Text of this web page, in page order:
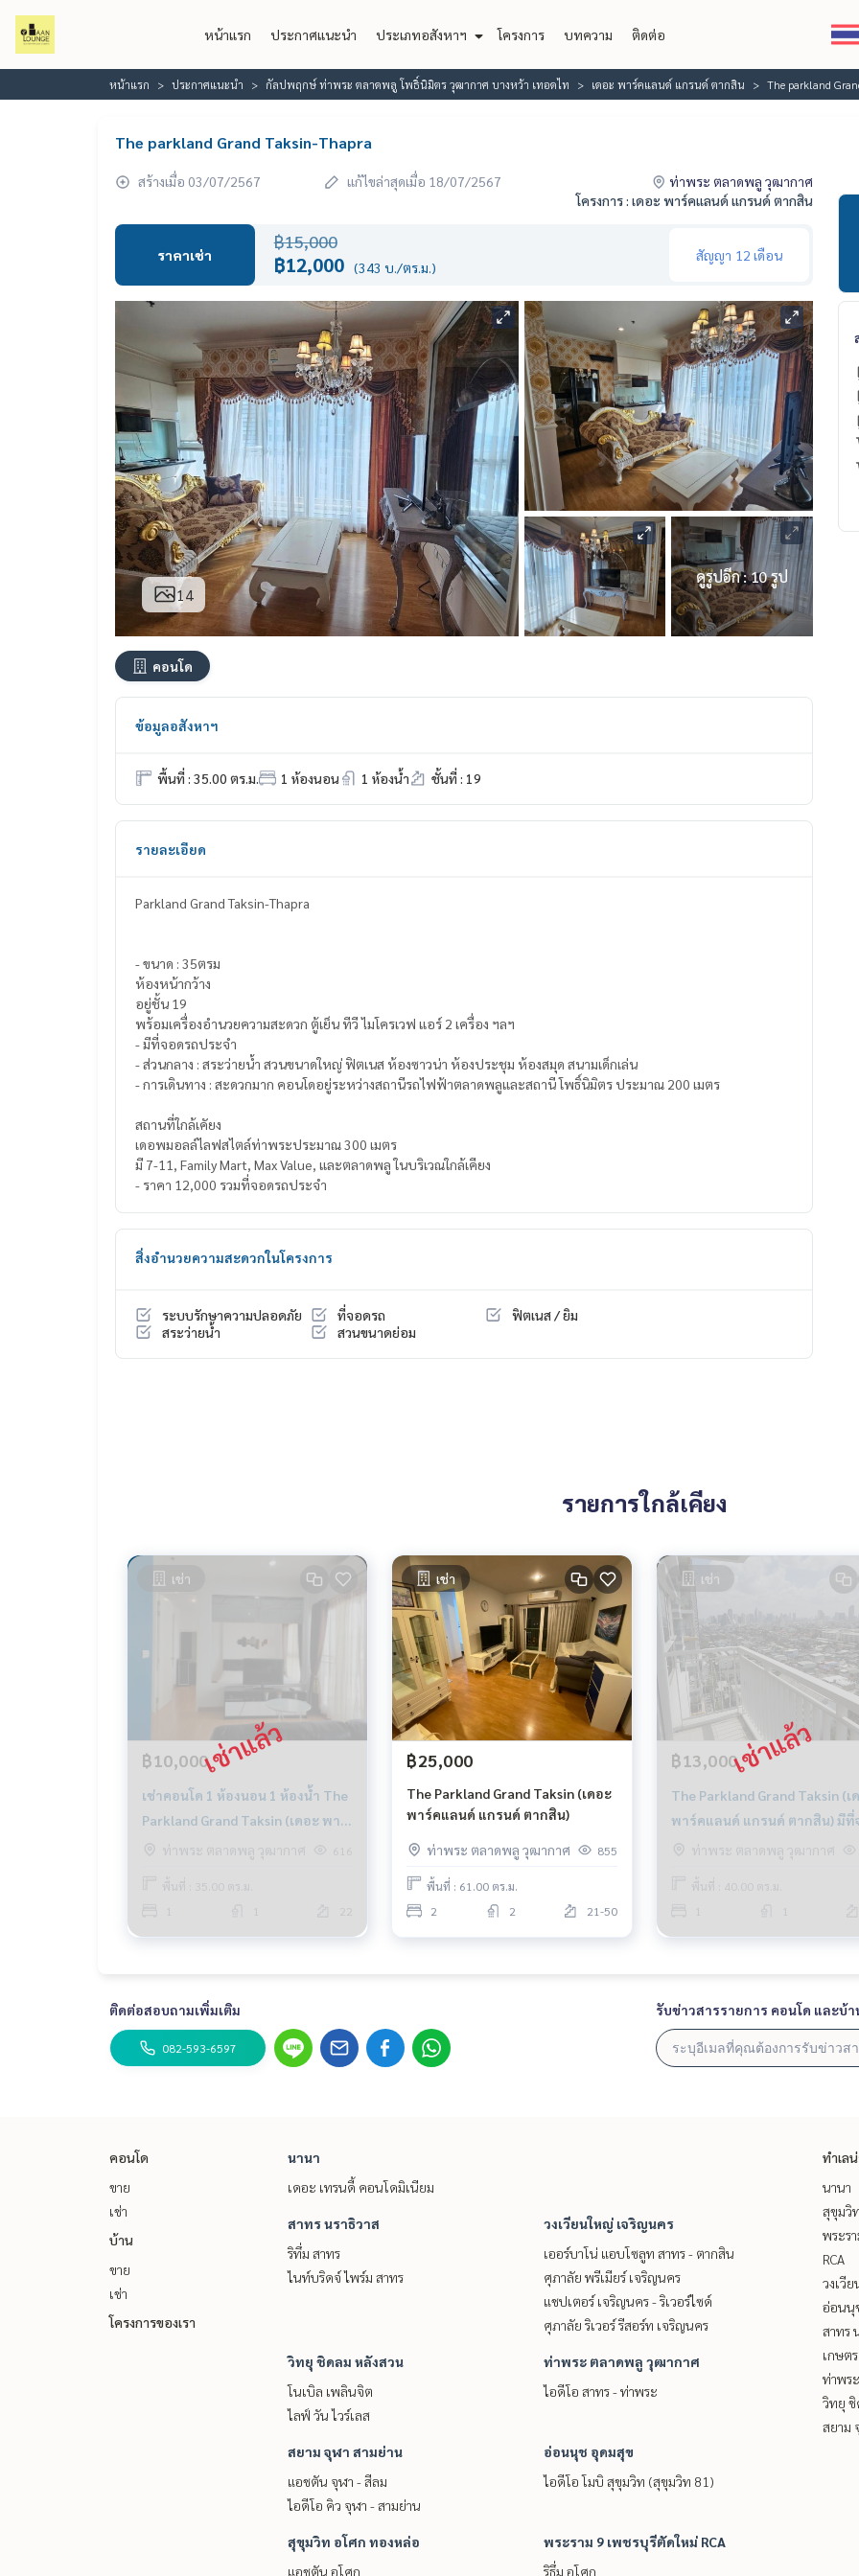
หน้าแรก ประกาศแนะนำ ประเภทอสังหาฯ โครงการ บทความ ติดต่อ
หน้าแรก ประกาศแนะนำ กัลปพฤกษ์ ท่าพระ ตลาดพลู โพธิ์นิมิตร วุฒากาศ บางหว้า เทอดไท เดอะ พาร์คแลนด์ แกรนด์ ตากสิน The parkland
The parkland Grand Taksin-Thapra
สร้างเมื่อ 03/07/2567 แก้ไขล่าสุดเมื่อ 18/07/2567
ท่าพระ ตลาดพลู วุฒากาศ
โครงการ : เดอะ พาร์คแลนด์ แกรนด์ ตากสิน
ราคาเช่า
฿15,000
฿12,000 (343 บ./ตร.ม.)
สัญญา 12 เดือน
14
ดูรูปอีก : 10 รูป
คอนโด
ข้อมูลอสังหาฯ
พื้นที่ : 35.00 ตร.ม. 1 ห้องนอน 1 ห้องน้ำ ชั้นที่ : 19
รายละเอียด
Parkland Grand Taksin-Thapra
- ขนาด : 35ตรม
ห้องหน้ากว้าง
อยู่ชั้น 19
พร้อมเครื่องอำนวยความสะดวก ตู้เย็น ทีวี ไมโครเวฟ แอร์ 2 เครื่อง ฯลฯ
- มีที่จอดรถประจำ
- ส่วนกลาง : สระว่ายน้ำ สวนขนาดใหญ่ ฟิตเนส ห้องซาวน่า ห้องประชุม ห้องสมุด สนามเด็กเล่น
- การเดินทาง : สะดวกมาก คอนโดอยู่ระหว่างสถานีรถไฟฟ้าตลาดพลูและสถานี โพธิ์นิมิตร ประมาณ 200 เมตร
สถานที่ใกล้เคัยง
เดอพมอลล์ไลฟสไตล์ท่าพระประมาณ 300 เมตร
มี 7-11, Family Mart, Max Value, และตลาดพลู ในบริเวณใกล้เคียง
- ราคา 12,000 รวมที่จอดรถประจำ
สิ่งอำนวยความสะดวกในโครงการ
ระบบรักษาความปลอดภัย ที่จอดรถ
ฟิตเนส / ยิม
สระว่ายน้ำ
สวนขนาดย่อม
รายการใกล้เคียง
เช่า
฿10,000
เช่าคอนโด 1 ห้องนอน 1 ห้องน้ำ The
Parkland Grand Taksin (เดอะ พาร์
คแลนด์ แกรนด์ ตากสิน) ขนาด 35
ท่าพระ ตลาดพลู วุฒากาศ 616
พื้นที่ : 35.00 ตร.ม.
เช่า
฿25,000
The Parkland Grand Taksin (เดอะ
พาร์คแลนด์ แกรนด์ ตากสิน)
ท่าพระ ตลาดพลู วุฒากาศ 855
พื้นที่ : 61.00 ตร.ม.
2
2 21-50
เช่า
฿13,000
The Parkland Grand Taksin (เ
พาร์คแลนด์ แกรนด์ ตากสิน) มีที่
รถประจำ
ท่าพระ ตลาดพลู วุฒากาศ
พื้นที่ : 40.00 ตร.ม.
ติดต่อสอบถามเพิ่มเติม
082-593-6597
รับข่าวสารรายการ คอนโด และบ้า
คอนโด
ขาย
เช่า
บ้าน
ขาย
เช่า
โครงการของเรา
นานา
เดอะ เทรนดี้ คอนโดมิเนียม
สาทร นราธิวาส
ริทึ่ม สาทร
ไนท์บริดจ์ ไพร์ม สาทร
วงเวียนใหญ่ เจริญนคร
เออร์บาโน่ แอบโซลูท สาทร - ตากสิน
ศุภาลัย พรีเมียร์ เจริญนคร
แชปเตอร์ เจริญนคร - ริเวอร์ไซด์
ศุภาลัย ริเวอร์ รีสอร์ท เจริญนคร
วิทยุ ชิดลม หลังสวน
โนเบิล เพลินจิต
ไลฟ์ วัน ไวร์เลส
ท่าพระ ตลาดพลู วุฒากาศ
ไอดีโอ สาทร - ท่าพระ
สยาม จุฬา สามย่าน
แอชตัน จุฬา - สีลม
ไอดีโอ คิว จุฬา - สามย่าน
อ่อนนุช อุดมสุข
ไอดีโอ โมบิ สุขุมวิท (สุขุมวิท 81)
สุขุมวิท อโศก ทองหล่อ
แอชตัน อโศก
พระราม 9 เพชรบุรีตัดใหม่ RCA
ริธึ่ม อโศก
ทำเล
นานา
สุขุมวิ
พระร
RCA
วงเวี
อ่อนนุ
สาทร
เกษต
ท่าพร
วิทยุ
สยาม